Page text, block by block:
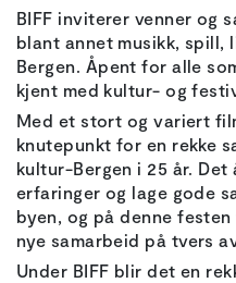
BIFF inviterer venner og
blant annet musikk,
Bergen. Åpent for alle
kjent med kultur- og
Med et stort og variert
knutepunkt for en rekke
kultur-Bergen i 25 år. Det
erfaringer og lage gode
byen, og på denne
nye samarbeid på tvers
Under BIFF blir det en